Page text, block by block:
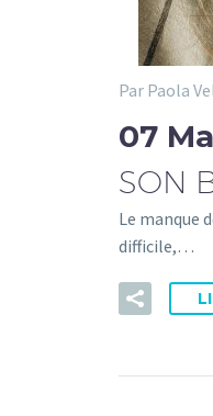
Par Paola
07
SON
Le manque
difficile,…